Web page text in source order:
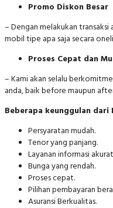
Promo Diskon Besar
– Dengan melakukan
mobil tipe apa saja secara
Proses Cepat dan
– Kami akan selalu
anda, baik before maupun
Beberapa keunggulan dari
Persyaratan mudah.
Tenor yang panjang.
Layanan informasi
Bunga yang rendah.
Proses cepat.
Pilihan pembayaran
Asuransi Berkualitas.